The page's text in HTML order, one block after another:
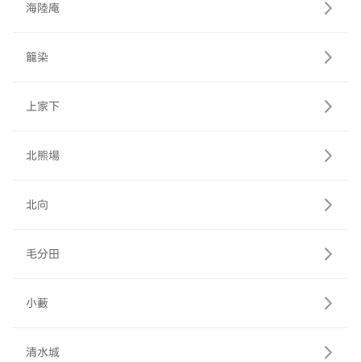
海陸庵
籠染
上家下
北熊場
北向
毛分田
小藪
清水城